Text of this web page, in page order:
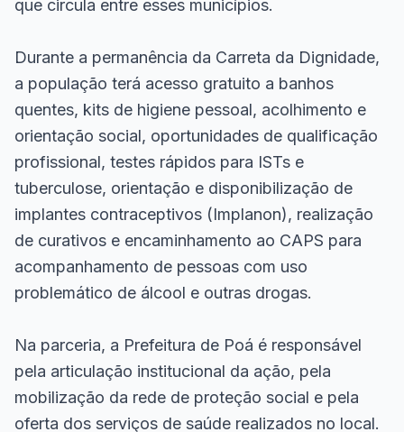
que circula entre esses municípios.
Durante a permanência da Carreta da Dignidade,
a população terá acesso gratuito a banhos
quentes, kits de higiene pessoal, acolhimento e
orientação social, oportunidades de qualificação
profissional, testes rápidos para ISTs e
tuberculose, orientação e disponibilização de
implantes contraceptivos (Implanon), realização
de curativos e encaminhamento ao CAPS para
acompanhamento de pessoas com uso
problemático de álcool e outras drogas.
Na parceria, a Prefeitura de Poá é responsável
pela articulação institucional da ação, pela
mobilização da rede de proteção social e pela
oferta dos serviços de saúde realizados no local.